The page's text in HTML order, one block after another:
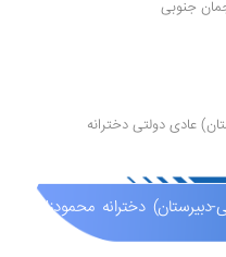
جنوبی
عادی دولتی دخترانه
دخترانه محمودزاده